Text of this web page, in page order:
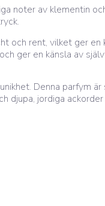
noter av klementin
och rent, vilket ger en
ger en känsla av
Denna parfym
djupa, jordiga